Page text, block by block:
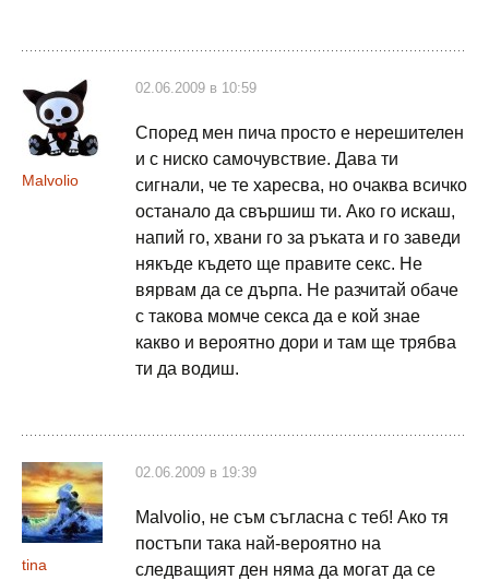
Malvolio
02.06.2009 в 10:59
Според мен пича просто е нерешителен
и с ниско самочувствие. Дава ти
сигнали, че те харесва, но очаква всичко
останало да свършиш ти. Ако го искаш,
напий го, хвани го за ръката и го заведи
някъде където ще правите секс. Не
вярвам да се дърпа. Не разчитай обаче
с такова момче секса да е кой знае
какво и вероятно дори и там ще трябва
ти да водиш.
tina
02.06.2009 в 19:39
Malvolio, не съм съгласна с теб! Ако тя
постъпи така най-вероятно на
следващият ден няма да могат да се